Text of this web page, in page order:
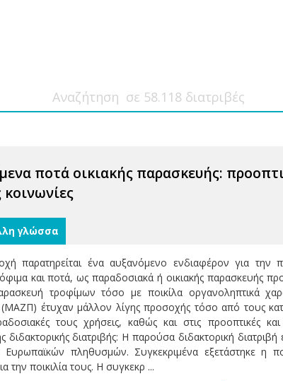
ποτά οικιακής παρασκευής:
γλώσσα
παρατηρείται ένα αυξανόμενο ενδιαφέρον για την
και ποτά, ως παραδοσιακά ή οικιακής παρασκευής
τροφίμων τόσο με ποικίλα οργανοληπτικά
έτυχαν μάλλον λίγης προσοχής τόσο από τους
τους χρήσεις, καθώς και στις
διδακτορικής διατριβής: Η παρούσα διδακτορική
πληθυσμών. Συγκεκριμένα εξετάστηκε η
την ποικιλία τους. Η συγκεκρ ...